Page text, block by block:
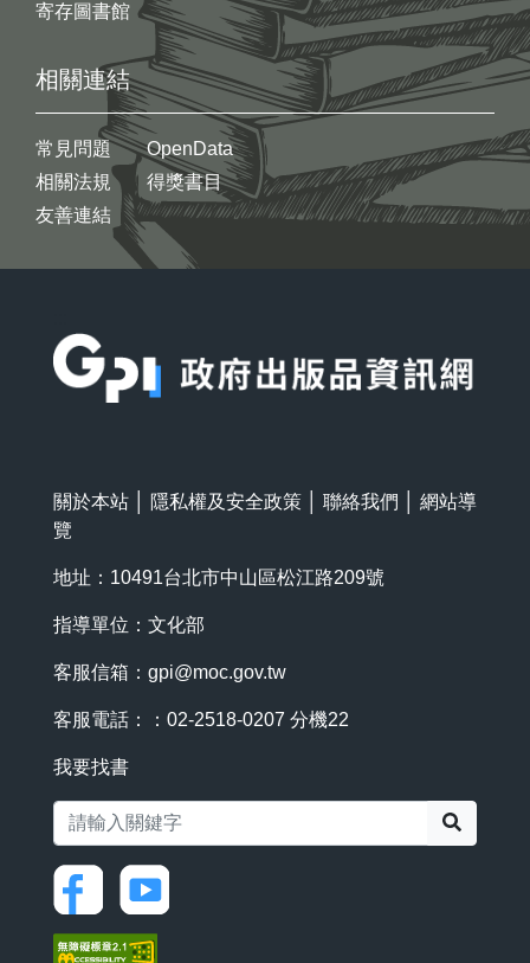
寄存圖書館
相關連結
常見問題
相關法規
友善連結
OpenData
得獎書目
關於本站 隱私權及安全政策 聯絡我們
網站導
覽
地址：10491台北市中山區松江路209號
指導單位：文化部
客服信箱： gpi@moc.gov.tw
客服電話：：02-2518-0207 分機22
我要找書